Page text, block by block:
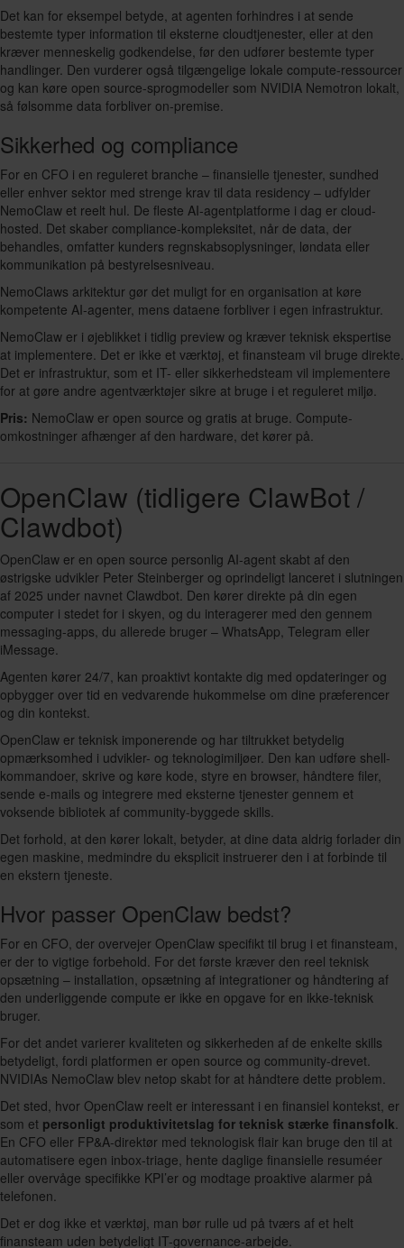
Det kan for eksempel betyde, at agenten forhindres i at sende
bestemte typer information til eksterne cloudtjenester, eller at den
kræver menneskelig godkendelse, før den udfører bestemte typer
handlinger. Den vurderer også tilgængelige lokale compute-ressourcer
og kan køre open source-sprogmodeller som NVIDIA Nemotron lokalt,
så følsomme data forbliver on-premise.
Sikkerhed og compliance
For en CFO i en reguleret branche – finansielle tjenester, sundhed
eller enhver sektor med strenge krav til data residency – udfylder
NemoClaw et reelt hul. De fleste AI-agentplatforme i dag er cloud-
hosted. Det skaber compliance-kompleksitet, når de data, der
behandles, omfatter kunders regnskabsoplysninger, løndata eller
kommunikation på bestyrelsesniveau.
NemoClaws arkitektur gør det muligt for en organisation at køre
kompetente AI-agenter, mens dataene forbliver i egen infrastruktur.
NemoClaw er i øjeblikket i tidlig preview og kræver teknisk ekspertise
at implementere. Det er ikke et værktøj, et finansteam vil bruge direkte.
Det er infrastruktur, som et IT- eller sikkerhedsteam vil implementere
for at gøre andre agentværktøjer sikre at bruge i et reguleret miljø.
Pris: NemoClaw er open source og gratis at bruge. Compute-
omkostninger afhænger af den hardware, det kører på.
OpenClaw (tidligere ClawBot /
Clawdbot)
OpenClaw er en open source personlig AI-agent skabt af den
østrigske udvikler Peter Steinberger og oprindeligt lanceret i slutningen
af 2025 under navnet Clawdbot. Den kører direkte på din egen
computer i stedet for i skyen, og du interagerer med den gennem
messaging-apps, du allerede bruger – WhatsApp, Telegram eller
iMessage.
Agenten kører 24/7, kan proaktivt kontakte dig med opdateringer og
opbygger over tid en vedvarende hukommelse om dine præferencer
og din kontekst.
OpenClaw er teknisk imponerende og har tiltrukket betydelig
opmærksomhed i udvikler- og teknologimiljøer. Den kan udføre shell-
kommandoer, skrive og køre kode, styre en browser, håndtere filer,
sende e-mails og integrere med eksterne tjenester gennem et
voksende bibliotek af community-byggede skills.
Det forhold, at den kører lokalt, betyder, at dine data aldrig forlader din
egen maskine, medmindre du eksplicit instruerer den i at forbinde til
en ekstern tjeneste.
Hvor passer OpenClaw bedst?
For en CFO, der overvejer OpenClaw specifikt til brug i et finansteam,
er der to vigtige forbehold. For det første kræver den reel teknisk
opsætning – installation, opsætning af integrationer og håndtering af
den underliggende compute er ikke en opgave for en ikke-teknisk
bruger.
For det andet varierer kvaliteten og sikkerheden af de enkelte skills
betydeligt, fordi platformen er open source og community-drevet.
NVIDIAs NemoClaw blev netop skabt for at håndtere dette problem.
Det sted, hvor OpenClaw reelt er interessant i en finansiel kontekst, er
som et personligt produktivitetslag for teknisk stærke finansfolk.
En CFO eller FP&A-direktør med teknologisk flair kan bruge den til at
automatisere egen inbox-triage, hente daglige finansielle resuméer
eller overvåge specifikke KPI’er og modtage proaktive alarmer på
telefonen.
Det er dog ikke et værktøj, man bør rulle ud på tværs af et helt
finansteam uden betydeligt IT-governance-arbejde.